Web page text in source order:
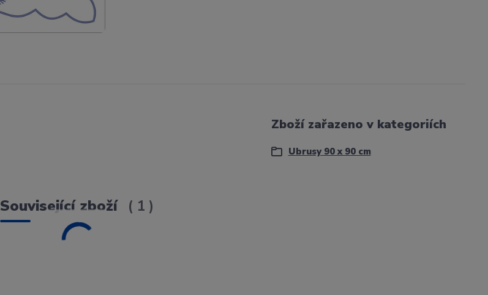
Zboží zařazeno v kategoriích
Ubrusy 90 x 90 cm
Související zboží 1